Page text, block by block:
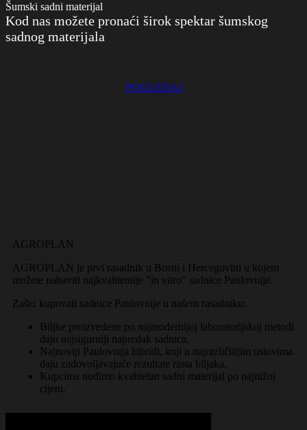
Šumski sadni materijal
Kod nas možete pronaći širok spektar šumskog
sadnog materijala
POGLEDAJ
AGROPLAN
AGROPLAN je prvi rasadnik u Bosni i Hercegovini u kojem
možete nabaviti najkvalitetnije "in vitro" sadnice Paulovnije.
Zašto kupovati sadnice Paulovnije u našem rasadniku:
Biljke proizvedene po najmodernijoj laboratorijskoj metodi
daju najsigurniji napredak sadnica,
Najnoviji Paulovnija hibridi, koji u najrazličitijim uslovima
daju zadovoljavajuće rezultate rasta biljaka,
Kupcima nudimo kvalitetan sadni materijal po najnižoj
cijeni.